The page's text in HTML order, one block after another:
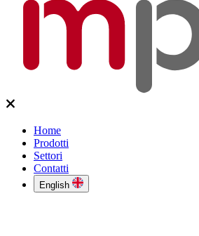
Home
Prodotti
Settori
Contatti
English